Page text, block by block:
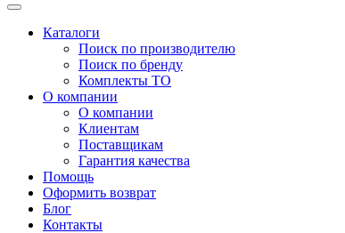
Каталоги
Поиск по производителю
Поиск по бренду
Комплекты ТО
О компании
О компании
Клиентам
Поставщикам
Гарантия качества
Помощь
Оформить возврат
Блог
Контакты